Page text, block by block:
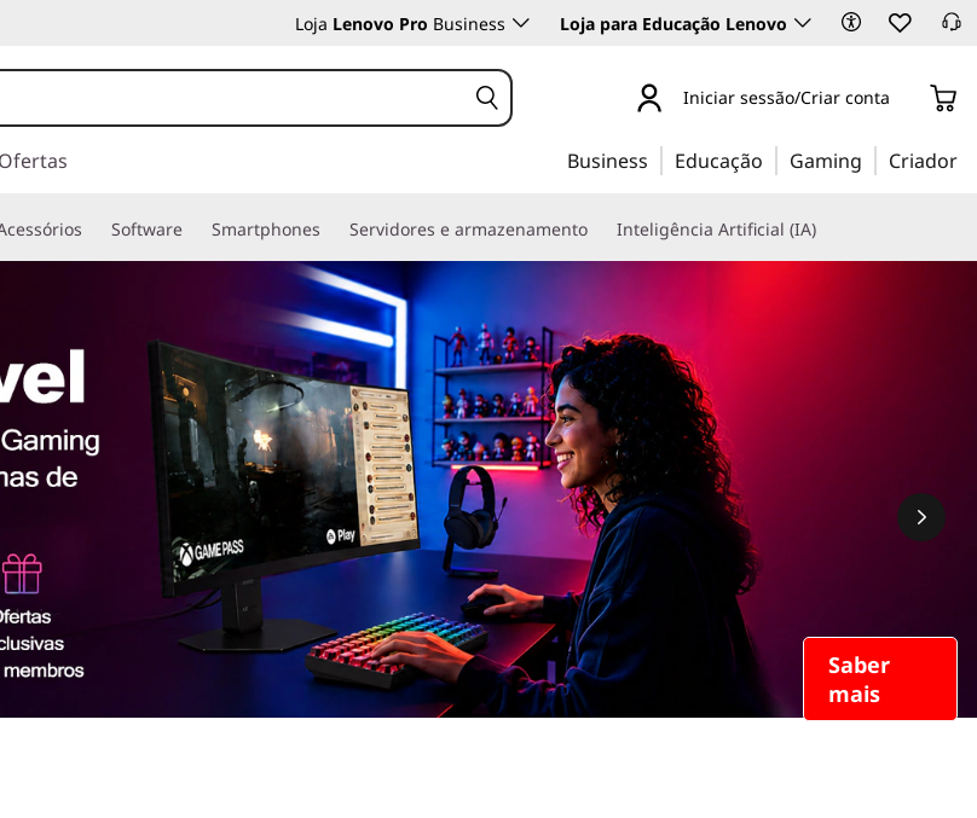
Loja Lenovo Pro Business Loja para Educação Lenovo
Iniciar sessão/Criar conta
Ofertas Business Educação Gaming Criador
Software Smartphones Servidores e armazenamento Inteligência Artificial (IA)
Saber
mais